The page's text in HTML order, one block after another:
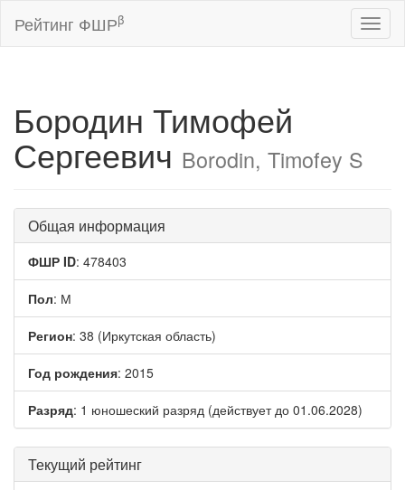
Рейтинг ФШРβ
Бородин Тимофей
Сергеевич Borodin, Timofey S
Общая информация
ФШР ID: 478403
Пол: М
Регион: 38 (Иркутская область)
Год рождения: 2015
Разряд: 1 юношеский разряд (действует до 01.06.2028)
Текущий рейтинг